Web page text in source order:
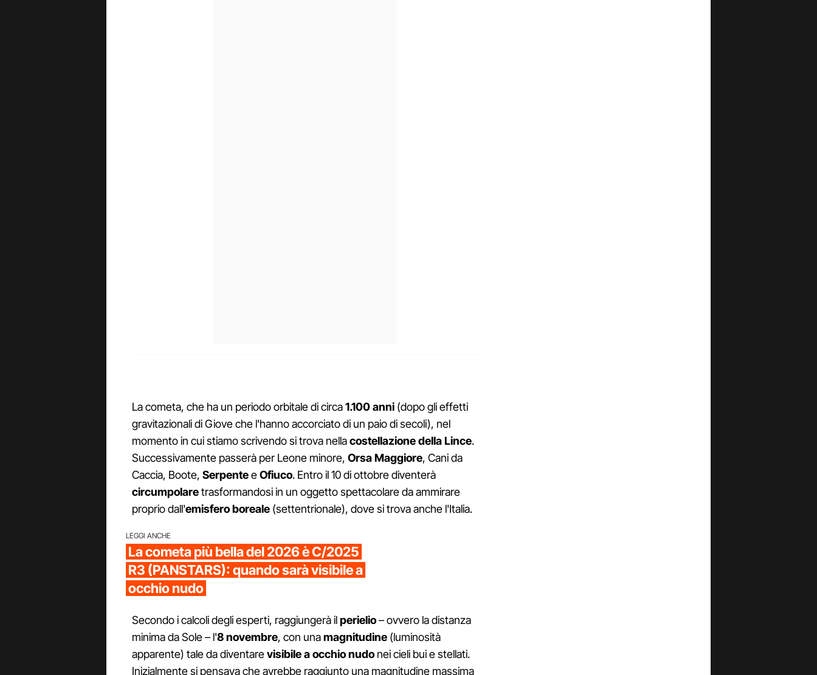
La cometa, che ha un periodo orbitale di circa1.100 anni (dopo gli effetti
gravitazionali di Giove che l'hanno accorciato di un paio di secoli), nel
momento in cui stiamo scrivendo si trova nellacostellazione della Lince.
Successivamente passerà per Leone minore, Orsa Maggiore, Cani da
Caccia, Boote, SerpenteeOfiuco. Entro il 10 di ottobre diventerà
circumpolaretrasformandosi in un oggetto spettacolare da ammirare
proprio dall'emisfero boreale (settentrionale), dove si trova anche l'Italia.
LEGGI ANCHE
La cometa più bella del 2026 è C/2025
R3 (PANSTARS): quando sarà visibile a
occhio nudo
Secondo i calcoli degli esperti, raggiungerà ilperielio– ovvero la distanza
minima da Sole – l'8 novembre, con unamagnitudine (luminosità
apparente) tale da diventarevisibile a occhio nudo nei cieli bui e stellati.
Inizialmente si pensava che avrebbe raggiunto una magnitudine massima